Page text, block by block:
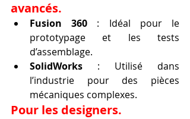
avancés.
Fusion 360 : Idéal pour le
prototypage et les tests
d’assemblage.
SolidWorks : Utilisé dans
l’industrie pour des pièces
mécaniques complexes.
Pour les designers.